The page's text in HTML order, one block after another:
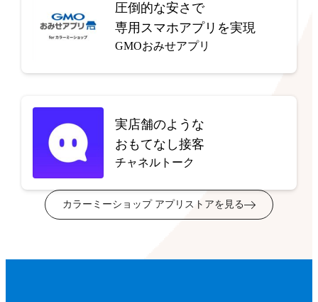
圧倒的な安さで
専用スマホアプリを実現
GMOおみせアプリ
実店舗のような
おもてなし接客
チャネルトーク
カラーミーショップ アプリストアを見る